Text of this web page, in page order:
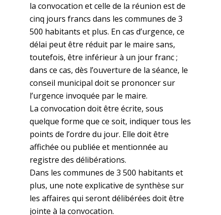
la convocation et celle de la réunion est de
cinq jours francs dans les communes de 3
500 habitants et plus. En cas d’urgence, ce
délai peut être réduit par le maire sans,
toutefois, être inférieur à un jour franc ;
dans ce cas, dès l’ouverture de la séance, le
conseil municipal doit se prononcer sur
l’urgence invoquée par le maire.
La convocation doit être écrite, sous
quelque forme que ce soit, indiquer tous les
points de l’ordre du jour. Elle doit être
affichée ou publiée et mentionnée au
registre des délibérations.
Dans les communes de 3 500 habitants et
plus, une note explicative de synthèse sur
les affaires qui seront délibérées doit être
jointe à la convocation.